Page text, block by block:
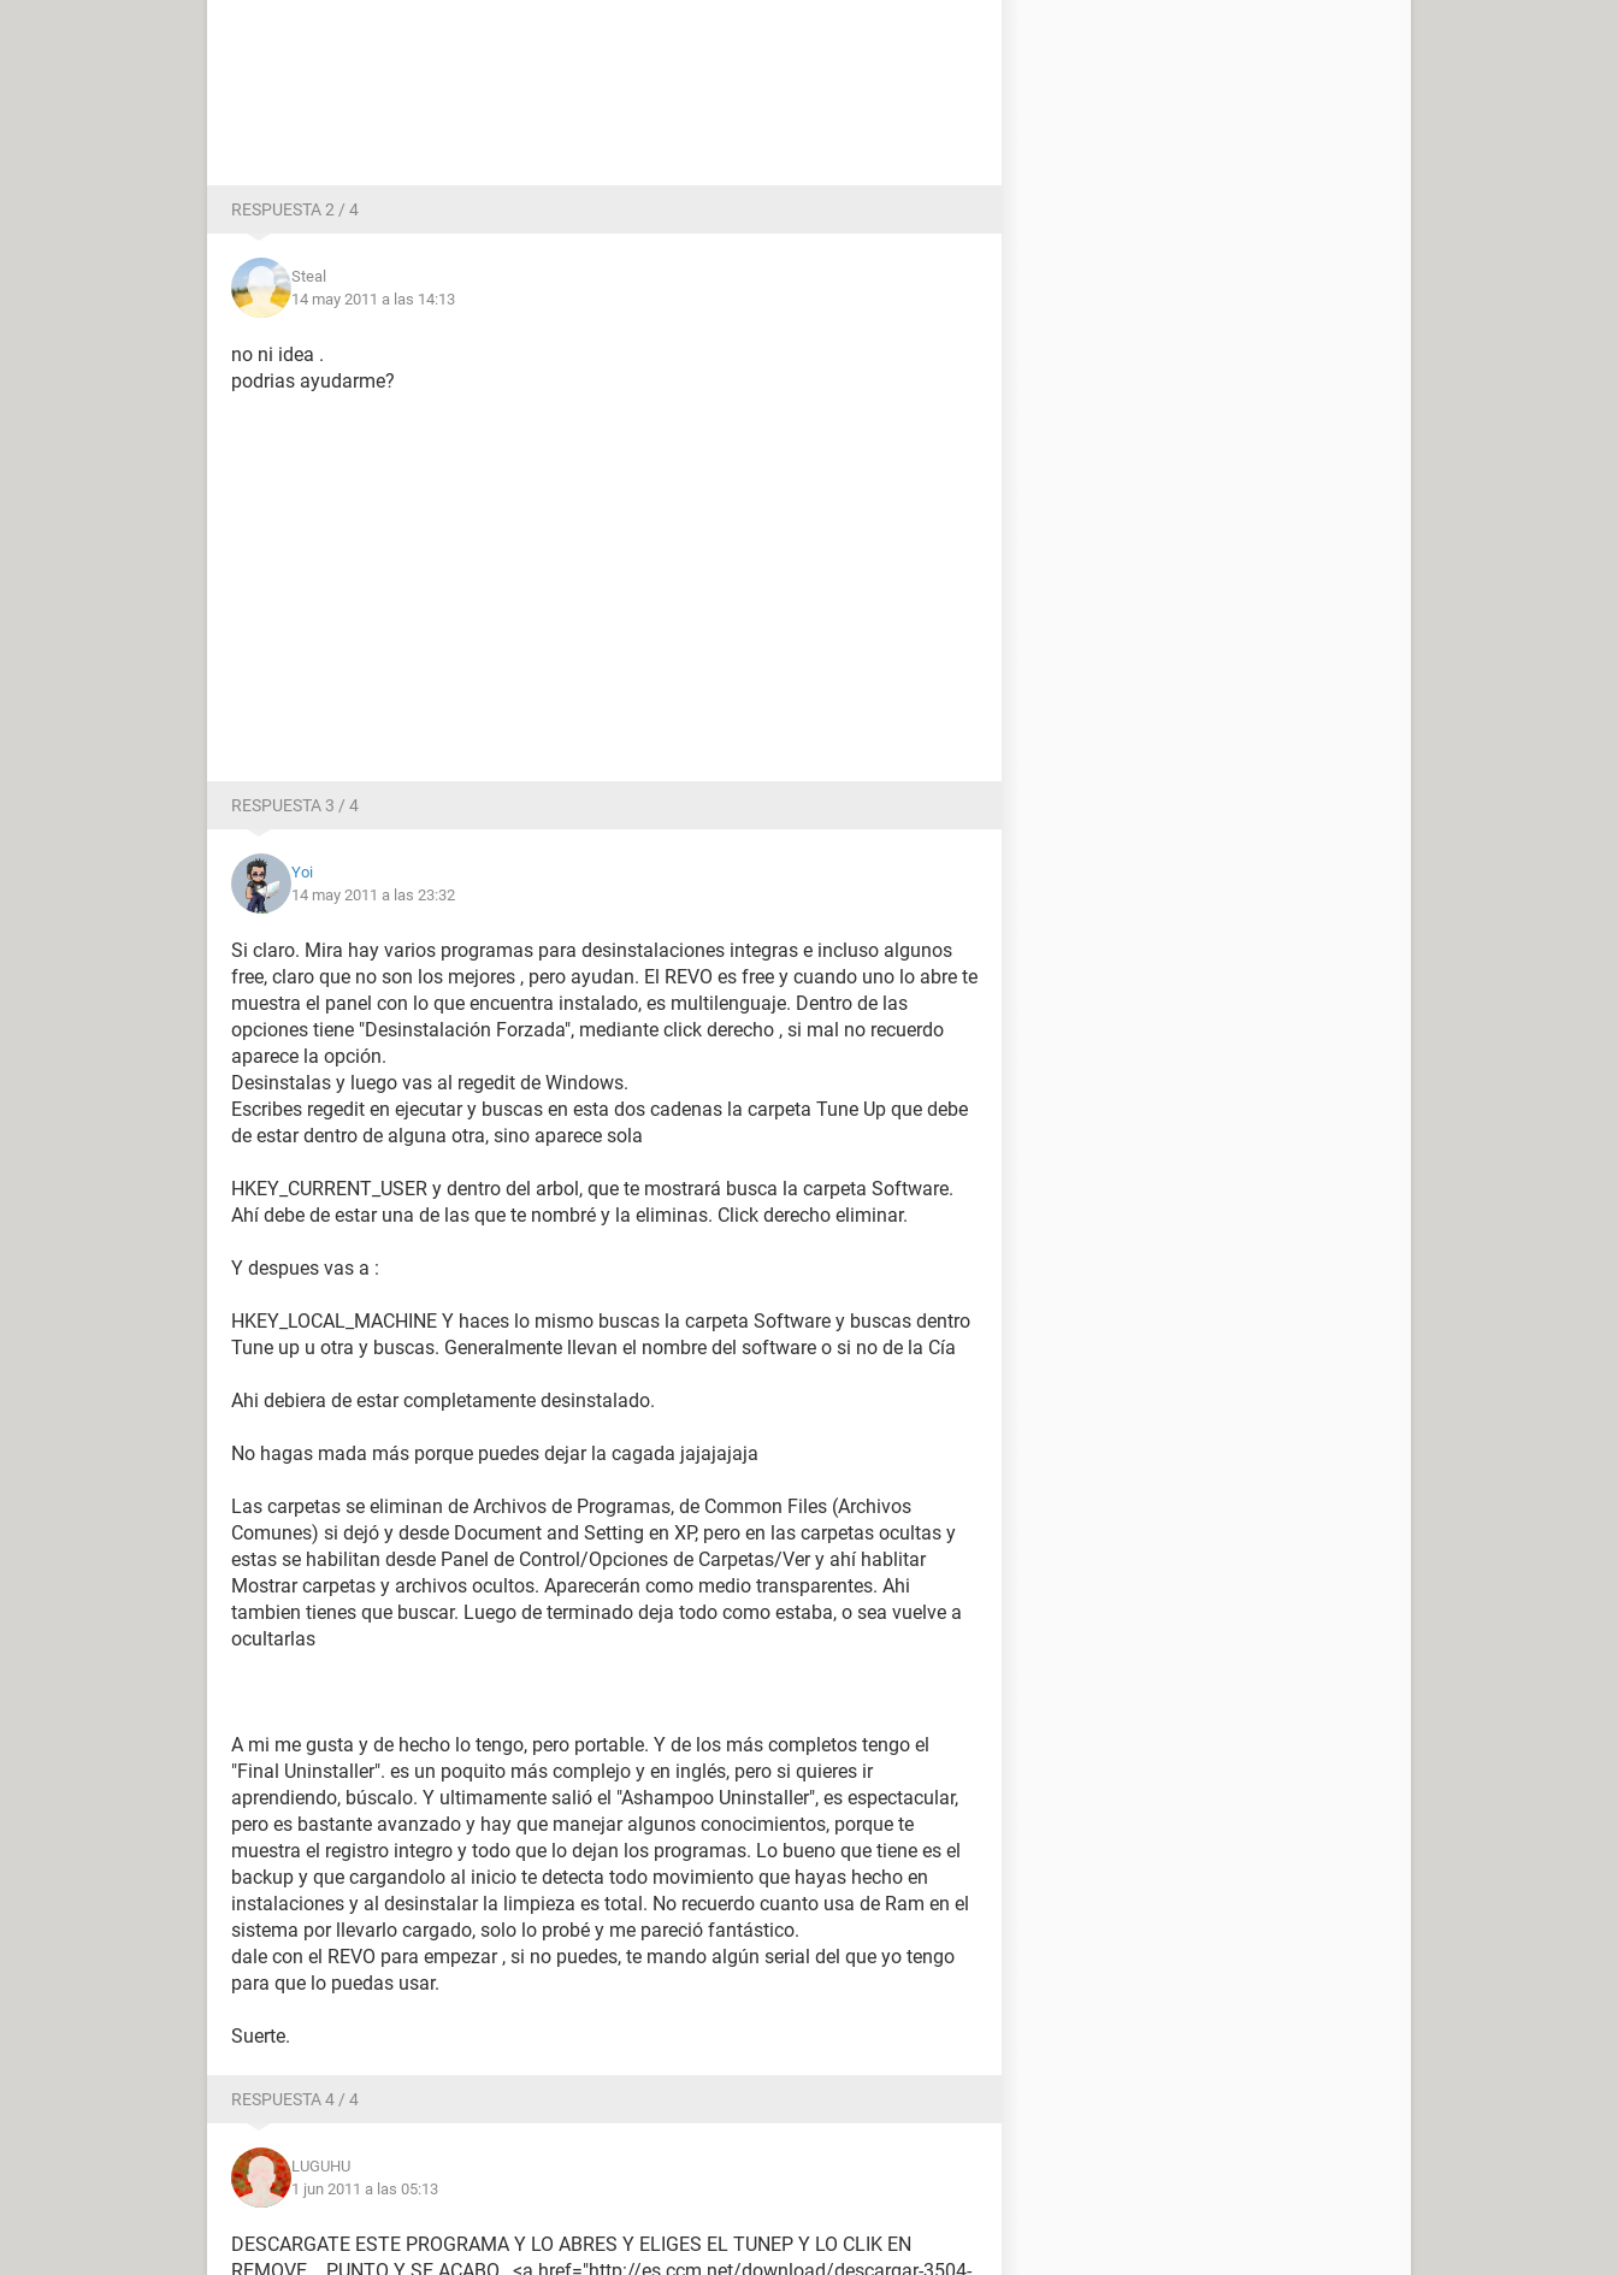
RESPUESTA 2 / 4
Steal
14 may 2011 a las 14:13
no ni idea .
podrias ayudarme?
RESPUESTA 3 / 4
Yoi
14 may 2011 a las 23:32
Si claro. Mira hay varios programas para desinstalaciones integras e incluso algunos
free, claro que no son los mejores , pero ayudan. El REVO es free y cuando uno lo abre te
muestra el panel con lo que encuentra instalado, es multilenguaje. Dentro de las
opciones tiene "Desinstalación Forzada", mediante click derecho , si mal no recuerdo
aparece la opción.
Desinstalas y luego vas al regedit de Windows.
Escribes regedit en ejecutar y buscas en esta dos cadenas la carpeta Tune Up que debe
de estar dentro de alguna otra, sino aparece sola
HKEY_CURRENT_USER y dentro del arbol, que te mostrará busca la carpeta Software.
Ahí debe de estar una de las que te nombré y la eliminas. Click derecho eliminar.
Y despues vas a :
HKEY_LOCAL_MACHINE Y haces lo mismo buscas la carpeta Software y buscas dentro
Tune up u otra y buscas. Generalmente llevan el nombre del software o si no de la Cía
Ahi debiera de estar completamente desinstalado.
No hagas mada más porque puedes dejar la cagada jajajajaja
Las carpetas se eliminan de Archivos de Programas, de Common Files (Archivos
Comunes) si dejó y desde Document and Setting en XP, pero en las carpetas ocultas y
estas se habilitan desde Panel de Control/Opciones de Carpetas/Ver y ahí hablitar
Mostrar carpetas y archivos ocultos. Aparecerán como medio transparentes. Ahi
tambien tienes que buscar. Luego de terminado deja todo como estaba, o sea vuelve a
ocultarlas
A mi me gusta y de hecho lo tengo, pero portable. Y de los más completos tengo el
"Final Uninstaller". es un poquito más complejo y en inglés, pero si quieres ir
aprendiendo, búscalo. Y ultimamente salió el "Ashampoo Uninstaller", es espectacular,
pero es bastante avanzado y hay que manejar algunos conocimientos, porque te
muestra el registro integro y todo que lo dejan los programas. Lo bueno que tiene es el
backup y que cargandolo al inicio te detecta todo movimiento que hayas hecho en
instalaciones y al desinstalar la limpieza es total. No recuerdo cuanto usa de Ram en el
sistema por llevarlo cargado, solo lo probé y me pareció fantástico.
dale con el REVO para empezar , si no puedes, te mando algún serial del que yo tengo
para que lo puedas usar.
Suerte.
RESPUESTA 4 / 4
LUGUHU
1 jun 2011 a las 05:13
DESCARGATE ESTE PROGRAMA Y LO ABRES Y ELIGES EL TUNEP Y LO CLIK EN